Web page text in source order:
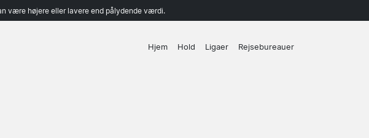
være højere eller lavere end pålydende værdi.
Hjem Hold Ligaer Rejsebureauer